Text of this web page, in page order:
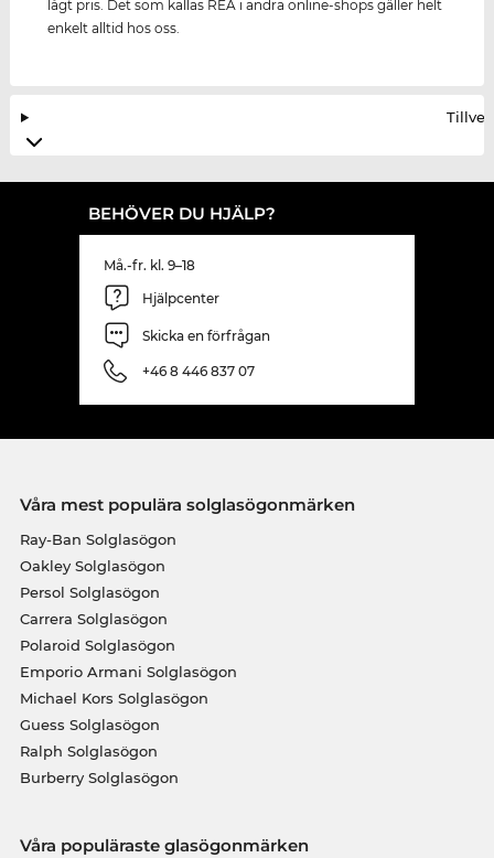
lågt pris. Det som kallas REA i andra online-shops gäller helt
enkelt alltid hos oss.
BEHÖVER DU HJÄLP?
Må.-fr. kl. 9–18
Hjälpcenter
Skicka en förfrågan
+46 8 446 837 07
Våra mest populära solglasögonmärken
Ray-Ban Solglasögon
Oakley Solglasögon
Persol Solglasögon
Carrera Solglasögon
Polaroid Solglasögon
Emporio Armani Solglasögon
Michael Kors Solglasögon
Guess Solglasögon
Ralph Solglasögon
Burberry Solglasögon
Våra populäraste glasögonmärken